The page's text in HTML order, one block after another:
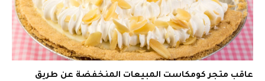
عاقب متجر كومكاست المبيعات المنخفضة عن طريق